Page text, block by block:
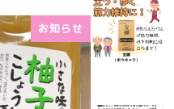
お知らせ